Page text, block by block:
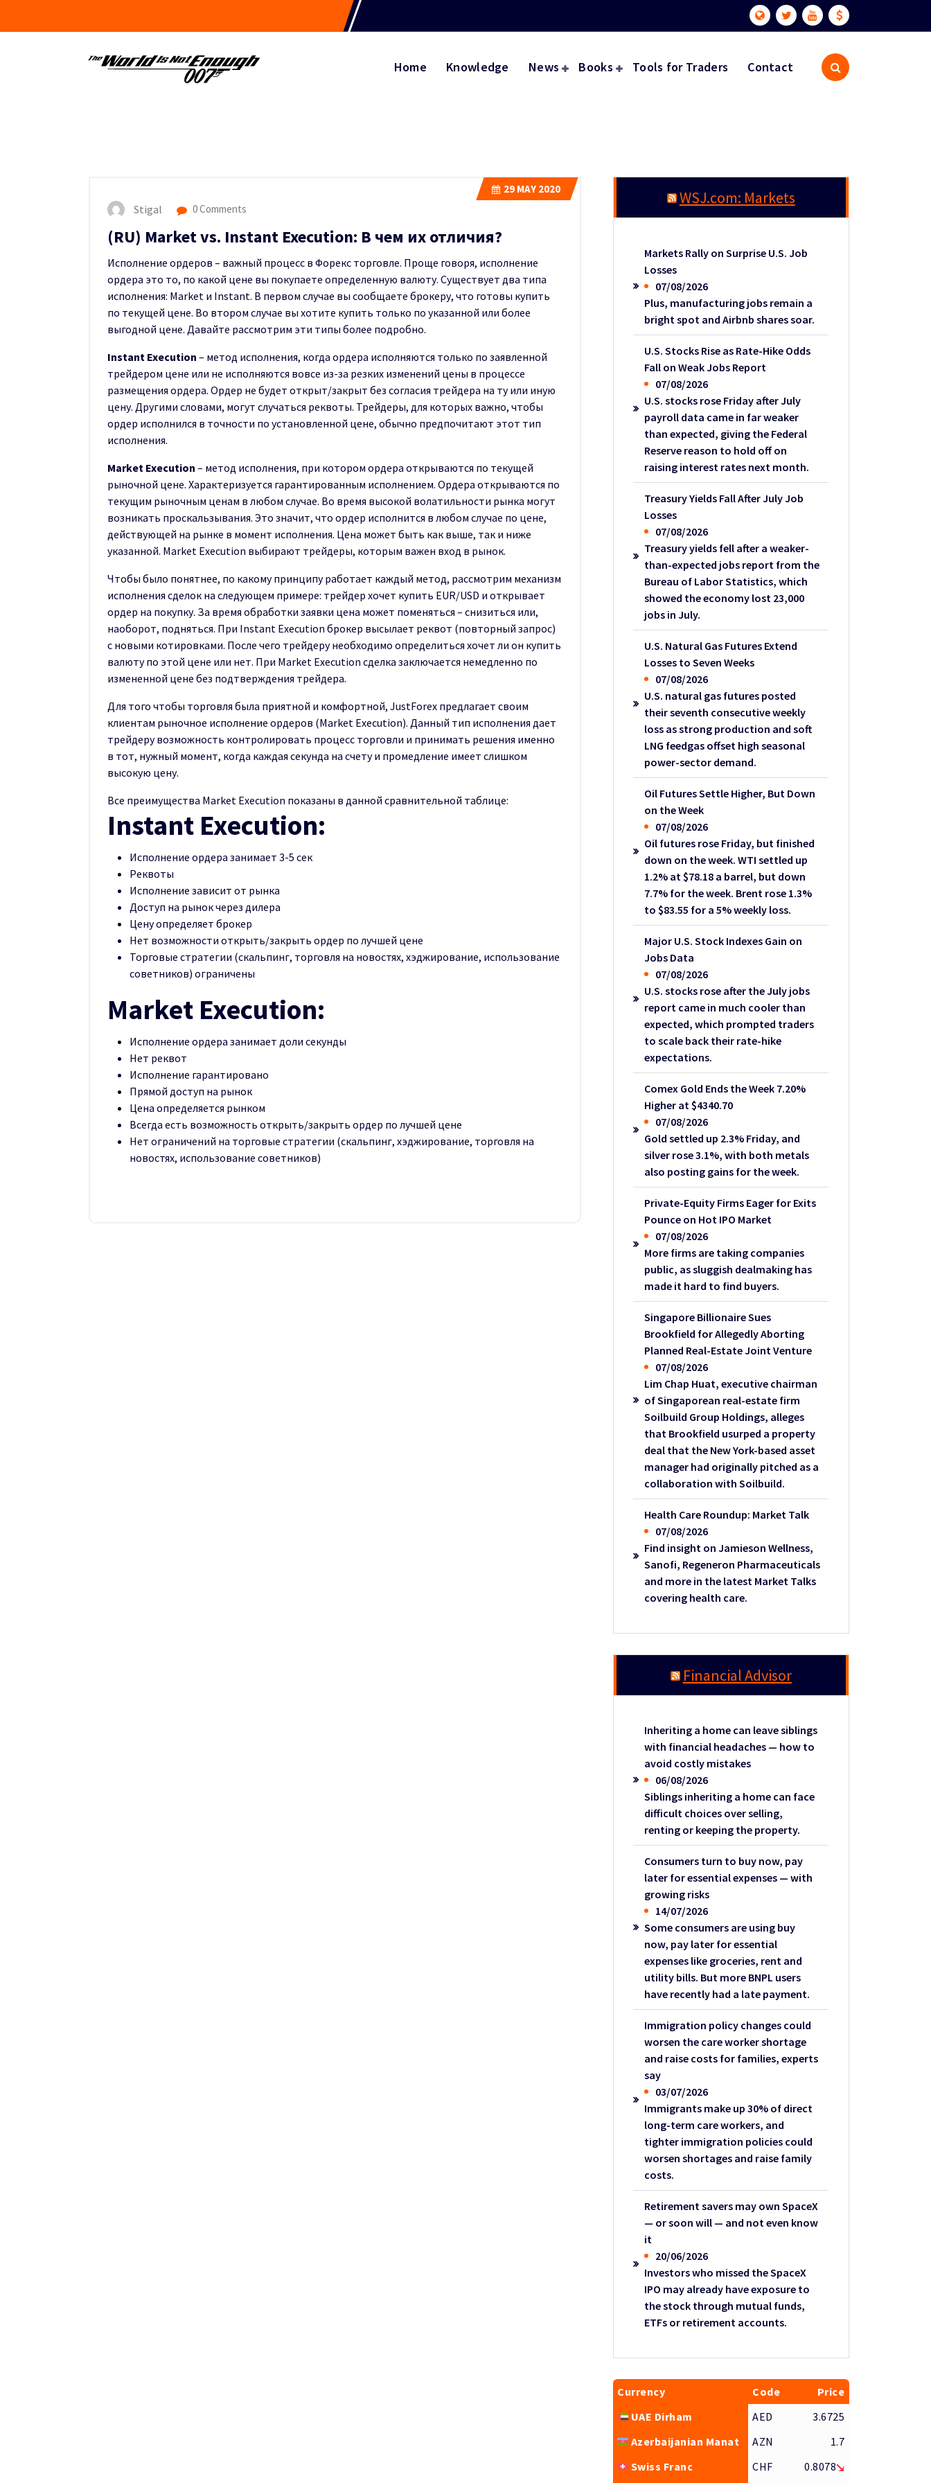
Home Knowledge News Books Tools for Traders Contact
29MAY 2020
Stigal 0 Comments
(RU) Market vs. Instant Execution: В чем их отличия?
Исполнение ордеров – важный процесс в Форекс торговле. Проще говоря, исполнение
ордера это то, по какой цене вы покупаете определенную валюту. Существует два типа
исполнения: Market и Instant. В первом случае вы сообщаете брокеру, что готовы купить
по текущей цене. Во втором случае вы хотите купить только по указанной или более
выгодной цене. Давайте рассмотрим эти типы более подробно.
Instant Execution – метод исполнения, когда ордера исполняются только по заявленной
трейдером цене или не исполняются вовсе из-за резких изменений цены в процессе
размещения ордера. Ордер не будет открыт/закрыт без согласия трейдера на ту или иную
цену. Другими словами, могут случаться реквоты. Трейдеры, для которых важно, чтобы
ордер исполнился в точности по установленной цене, обычно предпочитают этот тип
исполнения.
Market Execution – метод исполнения, при котором ордера открываются по текущей
рыночной цене. Характеризуется гарантированным исполнением. Ордера открываются по
текущим рыночным ценам в любом случае. Во время высокой волатильности рынка могут
возникать проскальзывания. Это значит, что ордер исполнится в любом случае по цене,
действующей на рынке в момент исполнения. Цена может быть как выше, так и ниже
указанной. Market Execution выбирают трейдеры, которым важен вход в рынок.
Чтобы было понятнее, по какому принципу работает каждый метод, рассмотрим механизм
исполнения сделок на следующем примере: трейдер хочет купить EUR/USD и открывает
ордер на покупку. За время обработки заявки цена может поменяться – снизиться или,
наоборот, подняться. При Instant Execution брокер высылает реквот (повторный запрос)
с новыми котировками. После чего трейдеру необходимо определиться хочет ли он купить
валюту по этой цене или нет. При Market Execution сделка заключается немедленно по
измененной цене без подтверждения трейдера.
Для того чтобы торговля была приятной и комфортной, JustForex предлагает своим
клиентам рыночное исполнение ордеров (Market Execution). Данный тип исполнения дает
трейдеру возможность контролировать процесс торговли и принимать решения именно
в тот, нужный момент, когда каждая секунда на счету и промедление имеет слишком
высокую цену.
Все преимущества Market Execution показаны в данной сравнительной таблице:
Instant Execution:
Исполнение ордера занимает 3-5 сек
Реквоты
Исполнение зависит от рынка
Доступ на рынок через дилера
Цену определяет брокер
Нет возможности открыть/закрыть ордер по лучшей цене
Торговые стратегии (скальпинг, торговля на новостях, хэджирование, использование
советников) ограничены
Market Execution:
Исполнение ордера занимает доли секунды
Нет реквот
Исполнение гарантировано
Прямой доступ на рынок
Цена определяется рынком
Всегда есть возможность открыть/закрыть ордер по лучшей цене
Нет ограничений на торговые стратегии (скальпинг, хэджирование, торговля на
новостях, использование советников)
WSJ.com: Markets
Markets Rally on Surprise U.S. Job
Losses
07/08/2026
Plus, manufacturing jobs remain a
bright spot and Airbnb shares soar.
U.S. Stocks Rise as Rate-Hike Odds
Fall on Weak Jobs Report
07/08/2026
U.S. stocks rose Friday after July
payroll data came in far weaker
than expected, giving the Federal
Reserve reason to hold off on
raising interest rates next month.
Treasury Yields Fall After July Job
Losses
07/08/2026
Treasury yields fell after a weaker-
than-expected jobs report from the
Bureau of Labor Statistics, which
showed the economy lost 23,000
jobs in July.
U.S. Natural Gas Futures Extend
Losses to Seven Weeks
07/08/2026
U.S. natural gas futures posted
their seventh consecutive weekly
loss as strong production and soft
LNG feedgas offset high seasonal
power-sector demand.
Oil Futures Settle Higher, But Down
on the Week
07/08/2026
Oil futures rose Friday, but finished
down on the week. WTI settled up
1.2% at $78.18 a barrel, but down
7.7% for the week. Brent rose 1.3%
to $83.55 for a 5% weekly loss.
Major U.S. Stock Indexes Gain on
Jobs Data
07/08/2026
U.S. stocks rose after the July jobs
report came in much cooler than
expected, which prompted traders
to scale back their rate-hike
expectations.
Comex Gold Ends the Week 7.20%
Higher at $4340.70
07/08/2026
Gold settled up 2.3% Friday, and
silver rose 3.1%, with both metals
also posting gains for the week.
Private-Equity Firms Eager for Exits
Pounce on Hot IPO Market
07/08/2026
More firms are taking companies
public, as sluggish dealmaking has
made it hard to find buyers.
Singapore Billionaire Sues
Brookfield for Allegedly Aborting
Planned Real-Estate Joint Venture
07/08/2026
Lim Chap Huat, executive chairman
of Singaporean real-estate firm
Soilbuild Group Holdings, alleges
that Brookfield usurped a property
deal that the New York-based asset
manager had originally pitched as a
collaboration with Soilbuild.
Health Care Roundup: Market Talk
07/08/2026
Find insight on Jamieson Wellness,
Sanofi, Regeneron Pharmaceuticals
and more in the latest Market Talks
covering health care.
Financial Advisor
Inheriting a home can leave siblings
with financial headaches — how to
avoid costly mistakes
06/08/2026
Siblings inheriting a home can face
difficult choices over selling,
renting or keeping the property.
Consumers turn to buy now, pay
later for essential expenses — with
growing risks
14/07/2026
Some consumers are using buy
now, pay later for essential
expenses like groceries, rent and
utility bills. But more BNPL users
have recently had a late payment.
Immigration policy changes could
worsen the care worker shortage
and raise costs for families, experts
say
03/07/2026
Immigrants make up 30% of direct
long-term care workers, and
tighter immigration policies could
worsen shortages and raise family
costs.
Retirement savers may own SpaceX
— or soon will — and not even know
it
20/06/2026
Investors who missed the SpaceX
IPO may already have exposure to
the stock through mutual funds,
ETFs or retirement accounts.
Currency Code
Price
UAE Dirham
AED
3.6725
Azerbaijanian Manat
AZN
1.7
Swiss Franc
CHF 0.8078